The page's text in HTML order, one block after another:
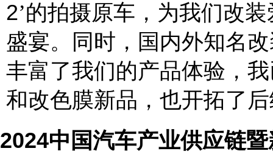
2’的拍摄原车，为我们改
盛宴。同时，国内外知名
丰富了我们的产品体验，
和改色膜新品，也开拓了
2024中国汽车产业供应链